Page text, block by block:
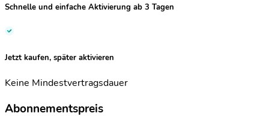
Schnelle und einfache Aktivierung ab 3 Tagen
Jetzt kaufen, später aktivieren
Keine Mindestvertragsdauer
Abonnementspreis